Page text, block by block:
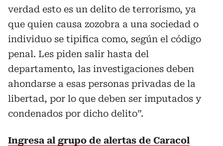
verdad esto es un delito de terrorismo, ya
que quien causa zozobra a una sociedad o
individuo se tipifica como, según el código
penal. Les piden salir hasta del
departamento, las investigaciones deben
ahondarse a esas personas privadas de la
libertad, por lo que deben ser imputados y
condenados por dicho delito”.
Ingresa al grupo de alertas de Caracol